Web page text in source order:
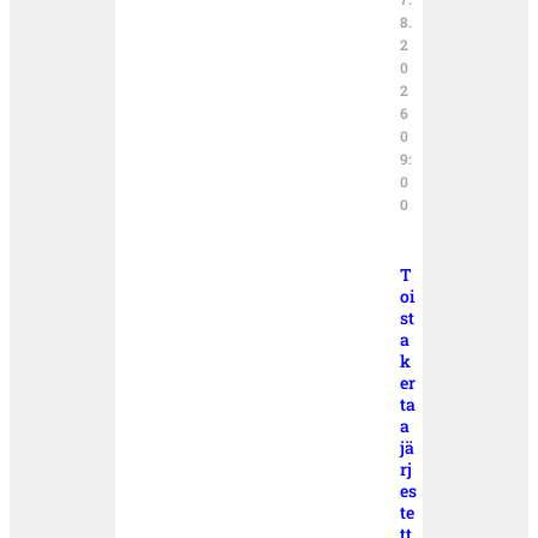
8.
2
0
2
6
0
9:
0
0
T
oi
st
a
k
er
ta
a
jä
rj
es
te
tt